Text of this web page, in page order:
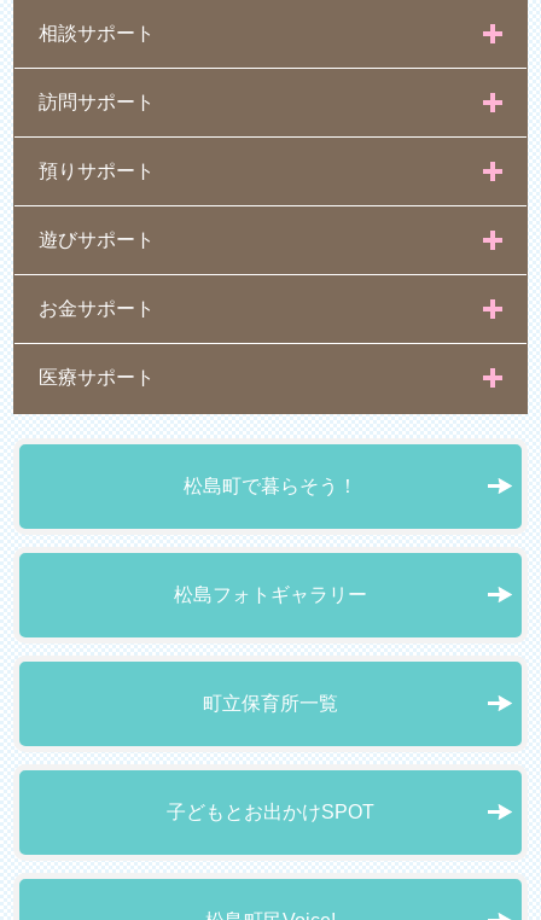
相談サポート
訪問サポート
預りサポート
遊びサポート
お金サポート
医療サポート
松島町で暮らそう！
松島フォトギャラリー
町立保育所一覧
子どもとお出かけSPOT